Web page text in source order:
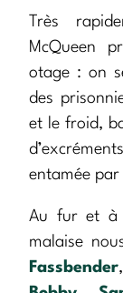
Très
McQueen
otage : on
des
et le froid,
entamée par
Au fur et à
malaise
Fassbender